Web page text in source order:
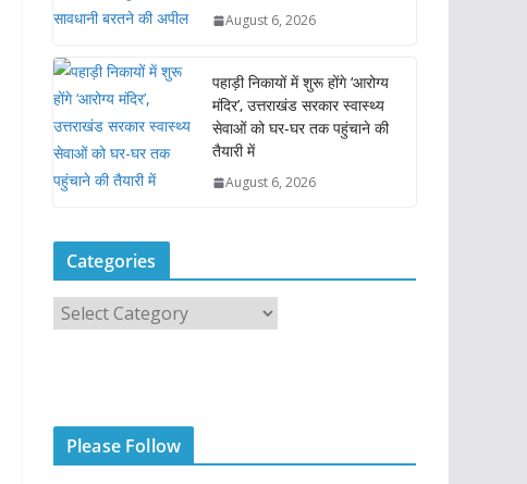
August 6, 2026
पहाड़ी निकायों में शुरू होंगे ‘आरोग्य
मंदिर’, उत्तराखंड सरकार स्वास्थ्य
सेवाओं को घर-घर तक पहुंचाने की
तैयारी में
August 6, 2026
Categories
a
r
Please Follow